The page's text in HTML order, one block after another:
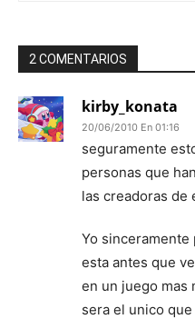
2 COMENTARIOS
kirby_konata
20/06/2010 En 01:16
seguramente
personas que
las creadoras de
Yo
esta antes que
en un juego mas
sera el unico